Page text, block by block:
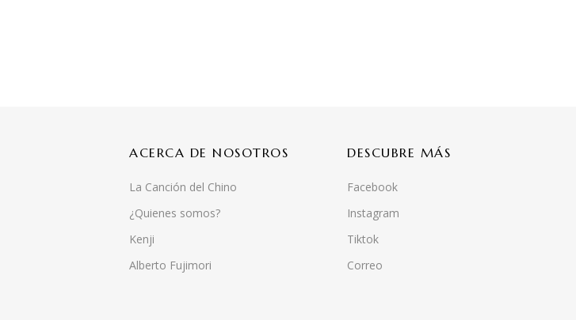
ACERCA DE NOSOTROS
La Canción del Chino
¿Quienes somos?
Kenji
Alberto Fujimori
DESCUBRE MÁS
Facebook
Instagram
Tiktok
Correo